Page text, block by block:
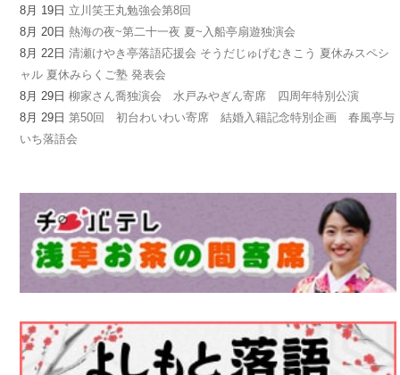
8月 19日 立川笑王丸勉強会第8回
8月 20日熱海の夜~第二十一夜 夏~入船亭扇遊独演会
8月 22日清瀬けやき亭落語応援会 そうだじゅげむきこう 夏休みスペシ
ャル 夏休みらくご塾 発表会
8月 29日柳家さん喬独演会 水戸みやぎん寄席 四周年特別公演
8月 29日第50回 初台わいわい寄席 結婚入籍記念特別企画 春風亭与
いち落語会